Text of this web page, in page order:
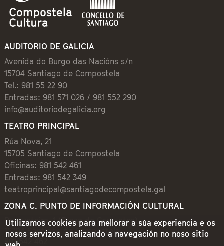
AUDITORIO DE GALICIA
Avenida do Burgo das Nacións s/n
15704 Santiago de Compostela
Tel.: 981 55 22 90
Entradas: 981 571 026 / 981 552 290
info@auditoriodegalicia.org
TEATRO PRINCIPAL
Rúa Nova, 21
15705 Santiago de Compostela
Oficinas: 981 542 461
Entradas: 981 542 349
teatroprincipal@santiagodecompostela.gal
ZONA C. PUNTO DE INFORMACIÓN CULTURAL
Preguntoiro, 1 (Praza de Cervantes)
15704 Santiago de Compostela
981 542 462
Utilizamos cookies para mellorar a súa experiencia e os
nosos servizos, analizando a navegación no noso sitio